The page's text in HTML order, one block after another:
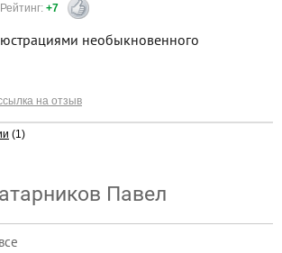
Рейтинг: +7
необыкновенного
на отзыв
(1)
Павел